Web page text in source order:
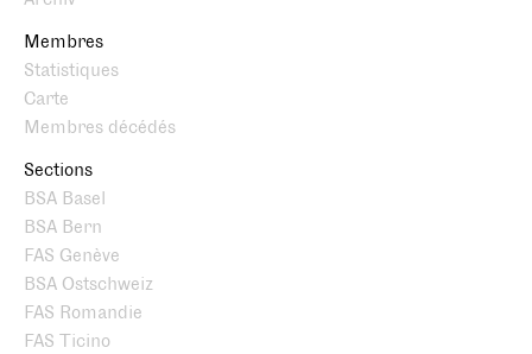
Membres
Statistiques
Carte
Membres décédés
Sections
BSA Basel
BSA Bern
FAS Genève
BSA Ostschweiz
FAS Romandie
FAS Ticino